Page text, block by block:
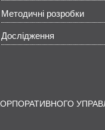
Методичні розробки
Дослідження